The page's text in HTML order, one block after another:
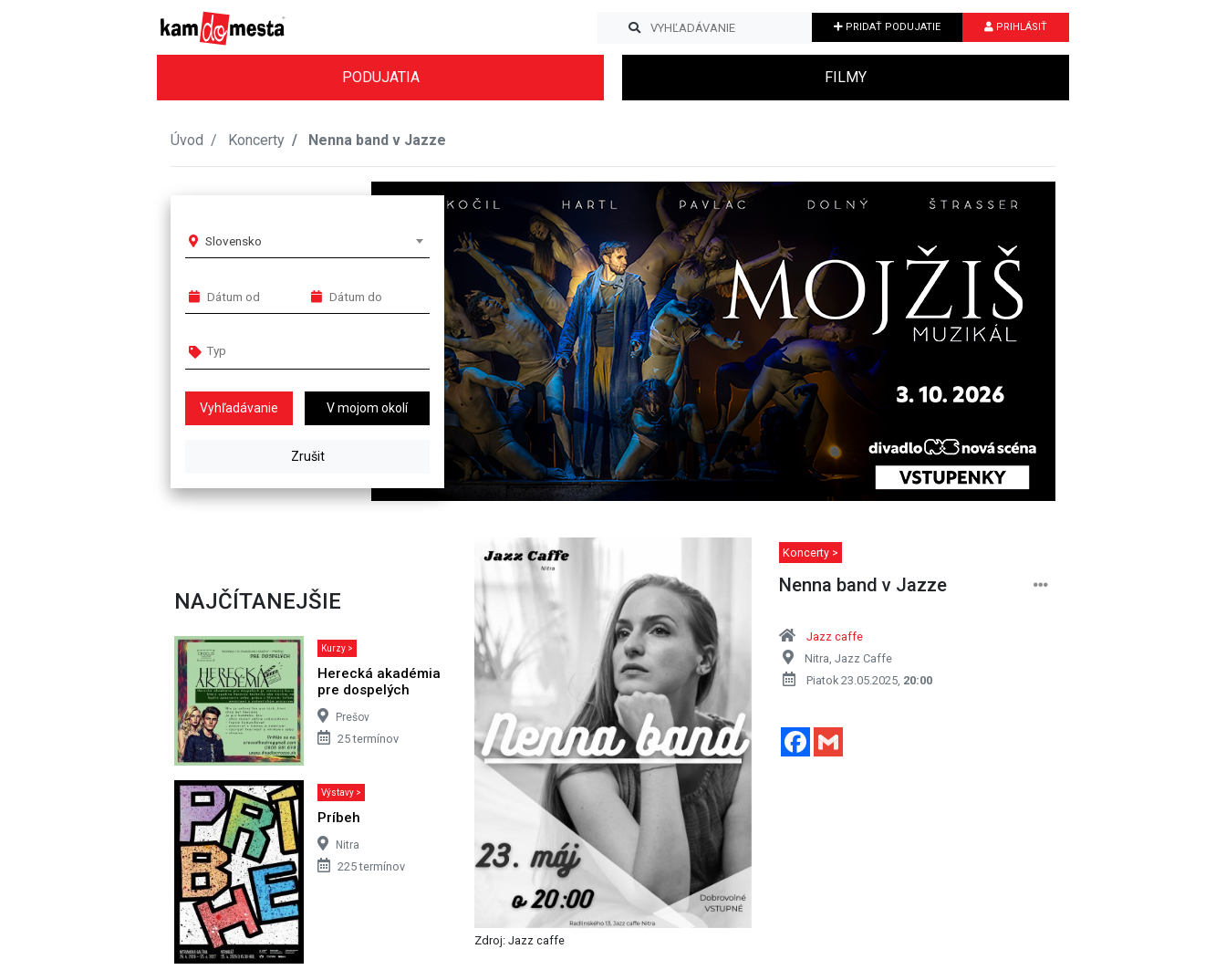
PRIDAŤ PODUJATIE PRIHLÁSIŤ
PODUJATIA FILMY
Úvod Koncerty Nenna band v Jazze
Slovensko
V mojom okolí
Previous
NAJČÍTANEJŠIE
Kurzy >
Herecká akadémia
pre dospelých
Prešov
25 termínov
Výstavy >
Príbeh
Nitra
225 termínov
Zdroj: Jazz caffe
Koncerty >
Nenna band v Jazze
Jazz caffe
Nitra, Jazz Caffe
Piatok 23.05.2025, 20:00
Facebook